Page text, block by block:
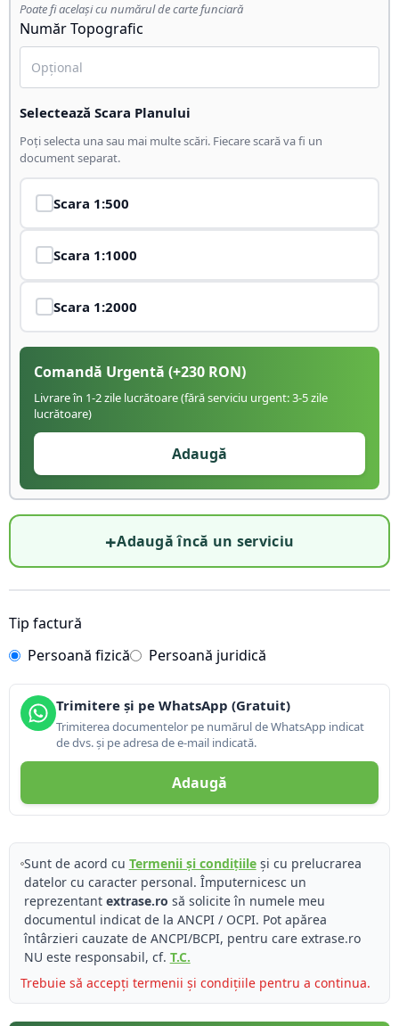
Poate fi același cu numărul de carte funciară
Număr Topografic
Selectează Scara Planului
Poți selecta una sau mai multe scări. Fiecare scară va fi un
document separat.
Scara 1:500
Scara 1:1000
Scara 1:2000
Comandă Urgentă (+230 RON)
Livrare în 1-2 zile lucrătoare (fără serviciu urgent: 3-5 zile
lucrătoare)
Adaugă
+Adaugă încă un serviciu
Tip factură
Persoană fizică
Persoană juridică
Trimitere și pe WhatsApp (Gratuit)
Trimiterea documentelor pe numărul de WhatsApp indicat
de dvs. și pe adresa de e-mail indicată.
Adaugă
Sunt de acord cu Termenii și condițiileși cu prelucrarea
datelor cu caracter personal. Împuternicesc un
reprezentant extrase.ro să solicite în numele meu
documentul indicat de la ANCPI / OCPI. Pot apărea
întârzieri cauzate de ANCPI/BCPI, pentru care extrase.ro
NU este responsabil, cf. T.C.
Trebuie să accepți termenii și condițiile pentru a continua.